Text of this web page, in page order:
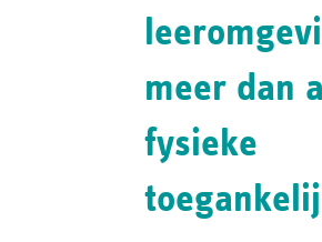
meer dan
fysieke